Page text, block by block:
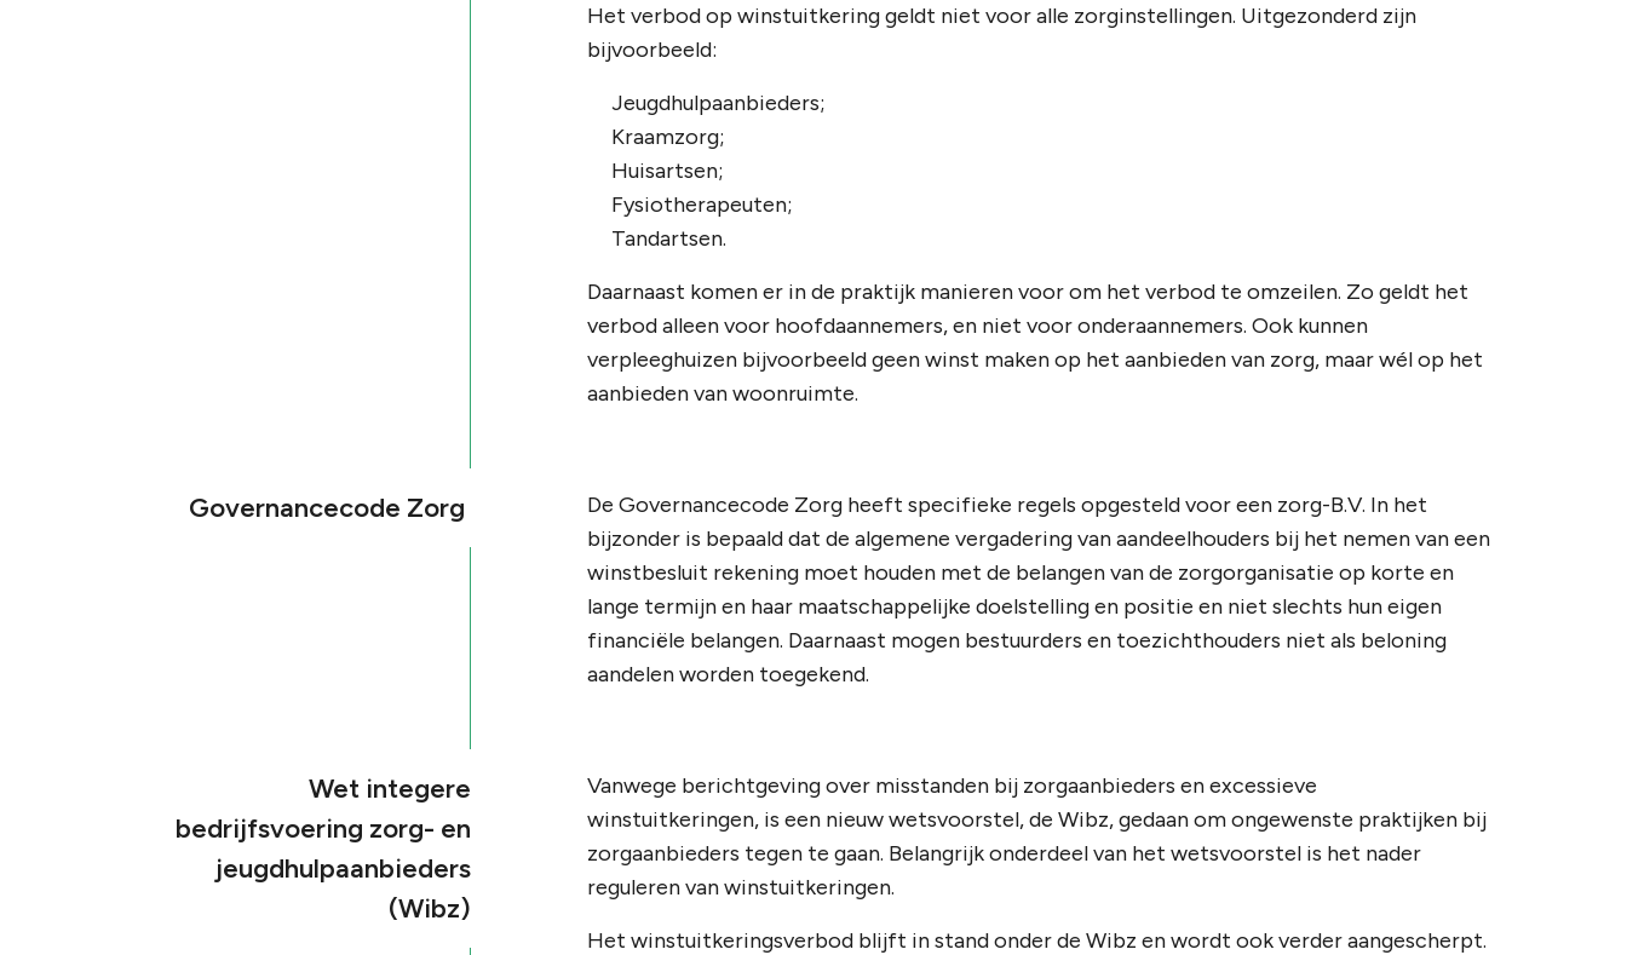
Het verbod op winstuitkering geldt niet voor alle zorginstellingen. Uitgezonderd zijn
bijvoorbeeld:
Jeugdhulpaanbieders;
Kraamzorg;
Huisartsen;
Fysiotherapeuten;
Tandartsen.
Daarnaast komen er in de praktijk manieren voor om het verbod te omzeilen. Zo geldt het
verbod alleen voor hoofdaannemers, en niet voor onderaannemers. Ook kunnen
verpleeghuizen bijvoorbeeld geen winst maken op het aanbieden van zorg, maar wél op het
aanbieden van woonruimte.
Governancecode Zorg
De Governancecode Zorg heeft specifieke regels opgesteld voor een zorg-B.V. In het
bijzonder is bepaald dat de algemene vergadering van aandeelhouders bij het nemen van een
winstbesluit rekening moet houden met de belangen van de zorgorganisatie op korte en
lange termijn en haar maatschappelijke doelstelling en positie en niet slechts hun eigen
financiële belangen. Daarnaast mogen bestuurders en toezichthouders niet als beloning
aandelen worden toegekend.
Wet integere
bedrijfsvoering zorg- en
jeugdhulpaanbieders
(Wibz)
Vanwege berichtgeving over misstanden bij zorgaanbieders en excessieve
winstuitkeringen, is een nieuw wetsvoorstel, de Wibz, gedaan om ongewenste praktijken bij
zorgaanbieders tegen te gaan. Belangrijk onderdeel van het wetsvoorstel is het nader
reguleren van winstuitkeringen.
Het winstuitkeringsverbod blijft in stand onder de Wibz en wordt ook verder aangescherpt.